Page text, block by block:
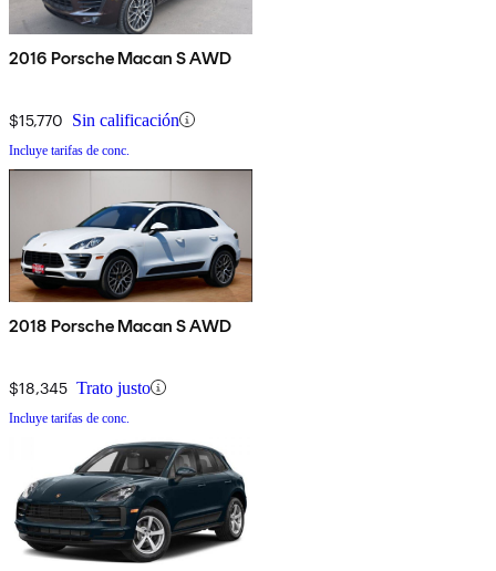
2016 Porsche Macan S AWD
$15,770 Sin calificación
Incluye tarifas de conc.
2018 Porsche Macan S AWD
$18,345 Trato justo
Incluye tarifas de conc.